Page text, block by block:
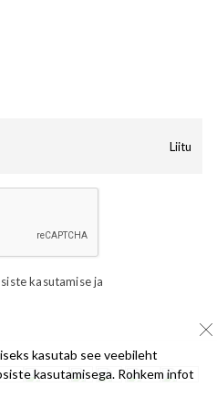
Liitu
kasutamiseja
kasutab see veebileht
kasutamisega. Rohkem infot